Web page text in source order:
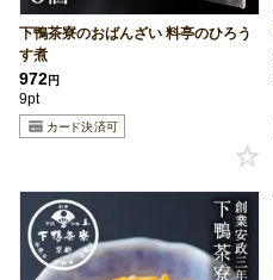
下鴨茶寮のおばんざい 料亭のひろう
す煮
972円
9pt